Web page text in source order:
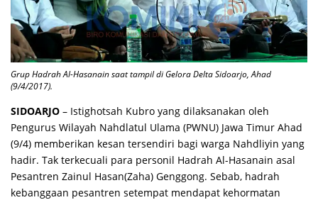
Grup Hadrah Al-Hasanain saat tampil di Gelora Delta Sidoarjo, Ahad
(9/4/2017).
SIDOARJO – Istighotsah Kubro yang dilaksanakan oleh
Pengurus Wilayah Nahdlatul Ulama (PWNU) Jawa Timur Ahad
(9/4) memberikan kesan tersendiri bagi warga Nahdliyin yang
hadir. Tak terkecuali para personil Hadrah Al-Hasanain asal
Pesantren Zainul Hasan(Zaha) Genggong. Sebab, hadrah
kebanggaan pesantren setempat mendapat kehormatan